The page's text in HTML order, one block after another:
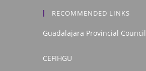
RECOMMENDED LINKS
Guadalajara Provincial Council
CEFIHGU